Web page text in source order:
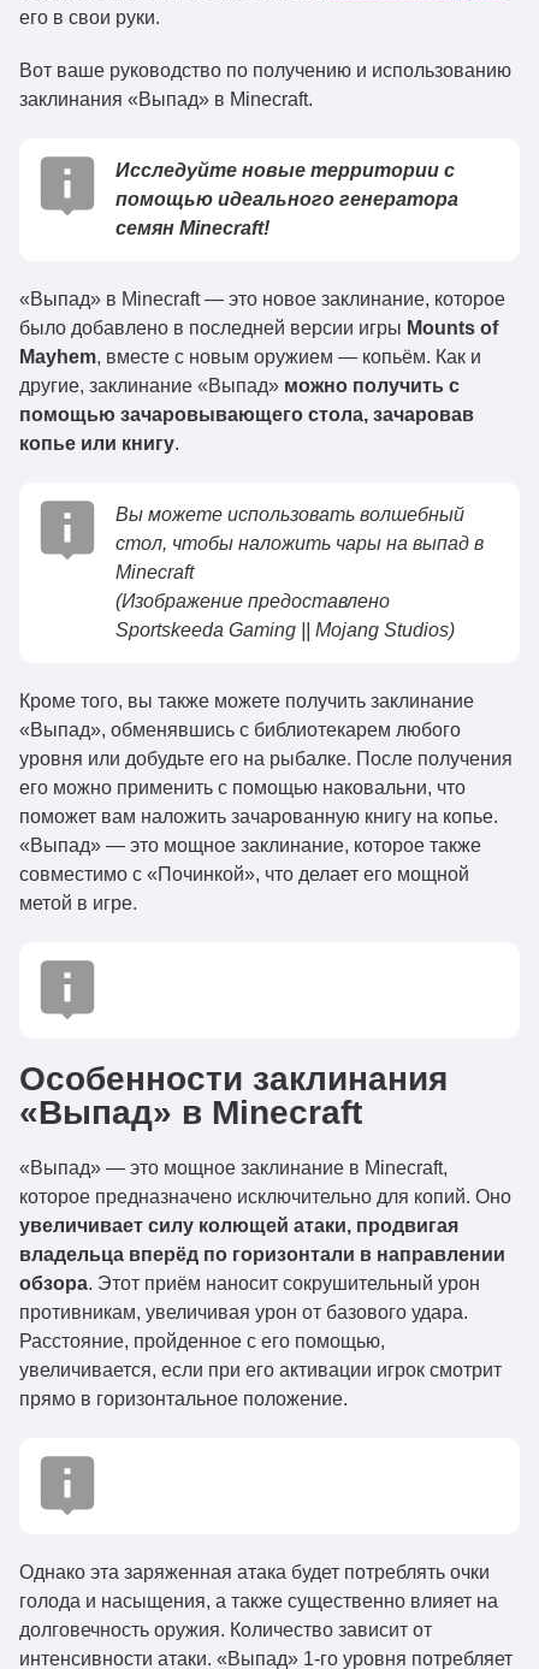
его в свои руки.
Вот ваше руководство по получению и использованию
заклинания «Выпад» в Minecraft.
Исследуйте новые территории с
помощью идеального генератора
семян Minecraft!
«Выпад» в Minecraft — это новое заклинание, которое
было добавлено в последней версии игры Mounts of
Mayhem, вместе с новым оружием — копьём. Как и
другие, заклинание «Выпад» можно получить с
помощью зачаровывающего стола, зачаровав
копье или книгу.
Вы можете использовать волшебный
стол, чтобы наложить чары на выпад в
Minecraft
(Изображение предоставлено
Sportskeeda Gaming || Mojang Studios)
Кроме того, вы также можете получить заклинание
«Выпад», обменявшись с библиотекарем любого
уровня или добудьте его на рыбалке. После получения
его можно применить с помощью наковальни, что
поможет вам наложить зачарованную книгу на копье.
«Выпад» — это мощное заклинание, которое также
совместимо с «Починкой», что делает его мощной
метой в игре.
Особенности заклинания
«Выпад» в Minecraft
«Выпад» — это мощное заклинание в Minecraft,
которое предназначено исключительно для копий. Оно
увеличивает силу колющей атаки, продвигая
владельца вперёд по горизонтали в направлении
обзора. Этот приём наносит сокрушительный урон
противникам, увеличивая урон от базового удара.
Расстояние, пройденное с его помощью,
увеличивается, если при его активации игрок смотрит
прямо в горизонтальное положение.
Однако эта заряженная атака будет потреблять очки
голода и насыщения, а также существенно влияет на
долговечность оружия. Количество зависит от
интенсивности атаки. «Выпад» 1-го уровня потребляет